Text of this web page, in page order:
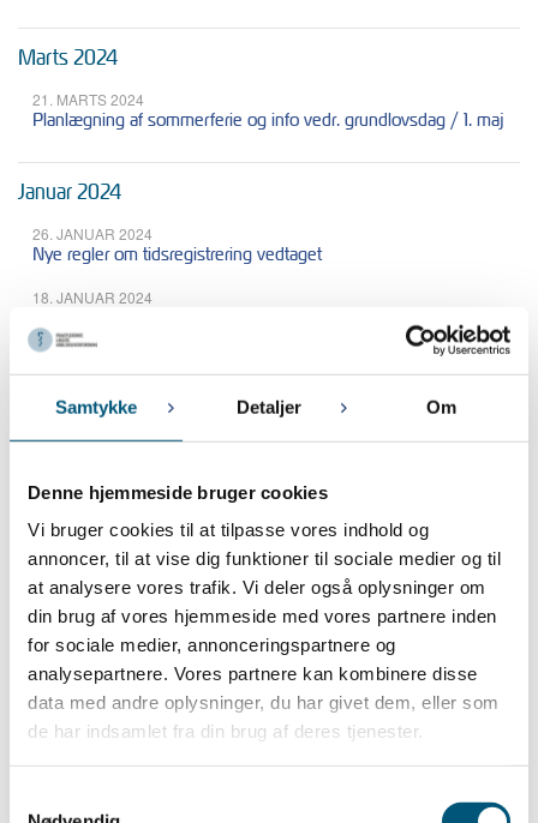
Samtykke Detaljer Om
Denne hjemmeside bruger cookies
Vi bruger cookies til at tilpasse vores indhold og
annoncer, til at vise dig funktioner til sociale medier og til
at analysere vores trafik. Vi deler også oplysninger om
din brug af vores hjemmeside med vores partnere inden
for sociale medier, annonceringspartnere og
analysepartnere. Vores partnere kan kombinere disse
data med andre oplysninger, du har givet dem, eller som
de har indsamlet fra din brug af deres tjenester.
Marts 2024
21. MARTS 2024
Planlægning af sommerferie og info vedr. grundlovsdag / 1. maj
Januar 2024
26. JANUAR 2024
Nye regler om tidsregistrering vedtaget
18. JANUAR 2024
Indsamling af forslag til krav til fornyelse af overenskomsten for
lægesekretærer ansat i lægepraksis
Indsamling af forslag til krav til fornyelse af overenskomsterne for:
5. JANUAR 2024
Snevejr og manglende fremmøde
December 2023
14. DECEMBER 2023
Præcisering vedr. afskaffelsen af store bededag
13. DECEMBER 2023
Afskaffelse af store bededag